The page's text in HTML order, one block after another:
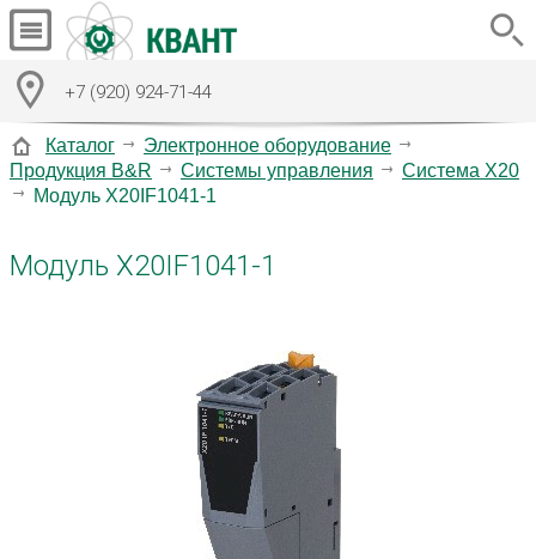
+7 (920) 924-71-44
Каталог
Электронное оборудование
Продукция B&R
Системы управления
Система X20
Модуль X20IF1041-1
Модуль X20IF1041-1